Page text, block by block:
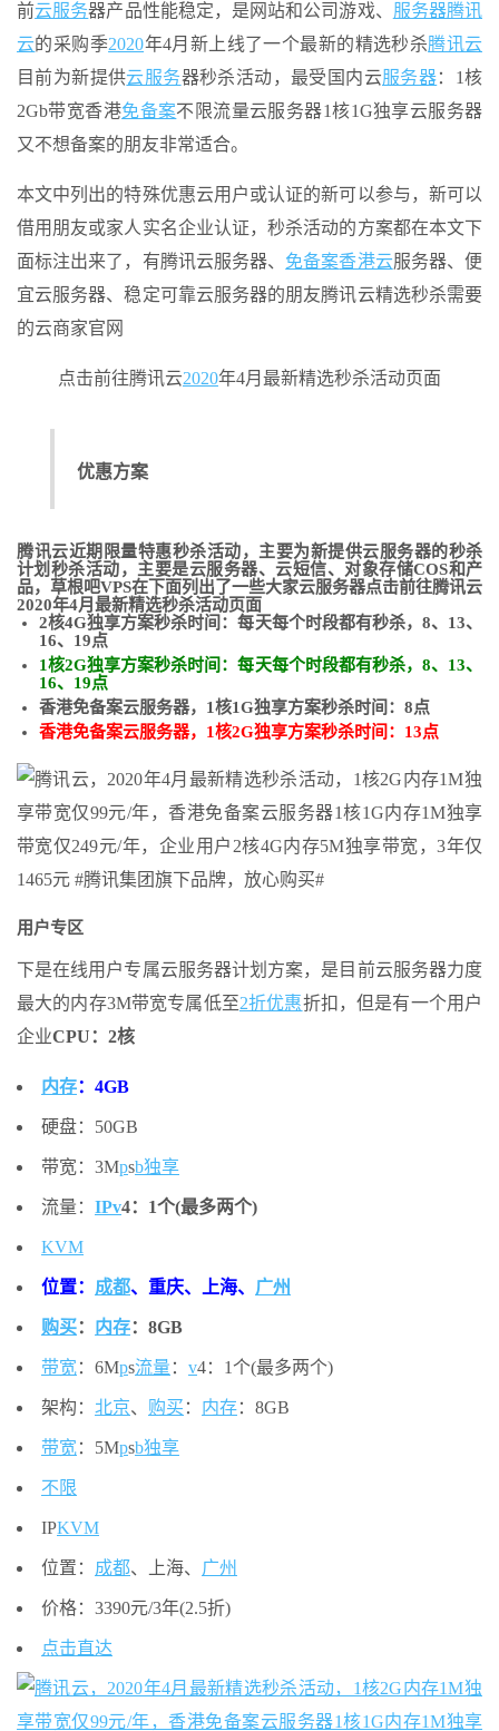
前云服务器产品性能稳定，是网站和公司游戏、 服务器腾讯
云的采购季2020年4月新上线了一个最新的精选秒杀腾讯云
目前为新提供云服务器秒杀活动，最受国内云服务器：1核
2Gb带宽香港免备案不限流量云服务器1核1G独享云服务器
又不想备案的朋友非常适合。
本文中列出的特殊优惠云用户或认证的新可以参与，新可以
借用朋友或家人实名企业认证，秒杀活动的方案都在本文下
面标注出来了，有腾讯云服务器、 免备案香港云服务器、便
宜云服务器、稳定可靠云服务器的朋友腾讯云精选秒杀需要
的云商家官网
点击前往腾讯云2020年4月最新精选秒杀活动页面
优惠方案
腾讯云近期限量特惠秒杀活动，主要为新提供云服务器的秒杀
计划秒杀活动，主要是云服务器、云短信、对象存储COS和产
品，草根吧VPS在下面列出了一些大家云服务器点击前往腾讯云
2020年4月最新精选秒杀活动页面
2核4G独享方案秒杀时间：每天每个时段都有秒杀，8、13、
16、19点
1核2G独享方案秒杀时间：每天每个时段都有秒杀，8、13、
16、19点
香港免备案云服务器，1核1G独享方案秒杀时间：8点
香港免备案云服务器，1核2G独享方案秒杀时间：13点
用户专区
下是在线用户专属云服务器计划方案，是目前云服务器力度
最大的内存3M带宽专属低至2折优惠折扣，但是有一个用户
企业CPU：2核
内存：4GB
硬盘：50GB
带宽：3Mpsb独享
流量： IPv4：1个(最多两个)
KVM
位置： 成都、重庆、上海、 广州
购买： 内存：8GB
带宽：6Mps流量 ： v4：1个(最多两个)
架构： 北京、 购买 ： 内存：8GB
带宽：5Mpsb独享
不限
IPKVM
位置： 成都、上海、 广州
价格：3390元/3年(2.5折)
点击直达